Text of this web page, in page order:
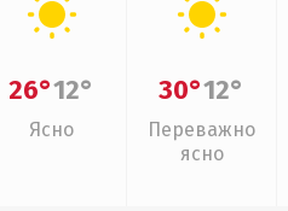
26°12°
Ясно
30°12°
Переважно
ясно